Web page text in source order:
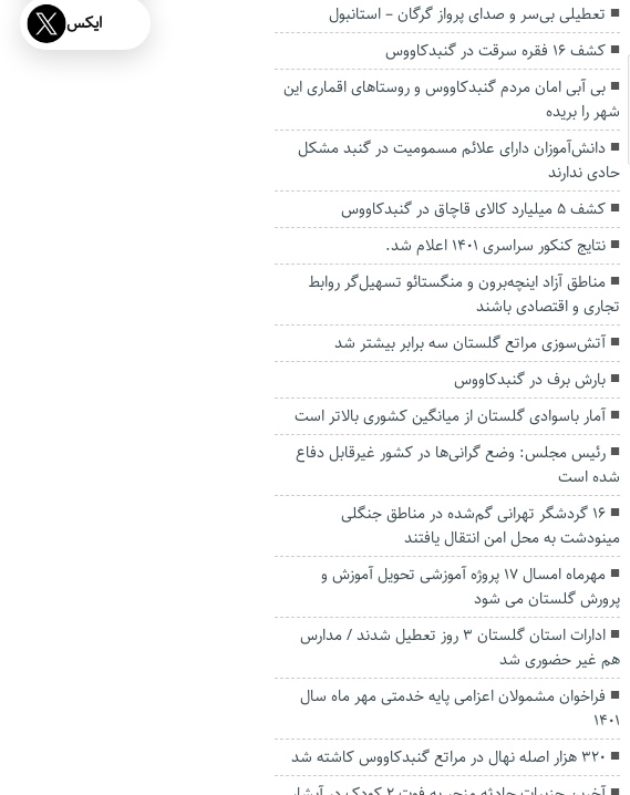
تعطیلی بی‌سر و صدای پرواز گرگان – استانبول
کشف ۱۶ فقره سرقت در گنبدکاووس
بی آبی امان مردم گنبدکاووس و روستاهای اقماری این
شهر را بریده
دانش‌آموزان دارای علائم مسمومیت در گنبد مشکل
حادی ندارند
کشف ۵ میلیارد کالای قاچاق در گنبدکاووس
نتایج کنکور سراسری ۱۴۰۱ اعلام شد.
مناطق آزاد اینچه‌برون و منگستائو تسهیل‌گر روابط
تجاری و اقتصادی باشند
آتش‌سوزی مراتع گلستان سه برابر بیشتر شد
بارش برف در گنبدکاووس
آمار باسوادی گلستان از میانگین کشوری بالاتر است
رئیس مجلس: وضع گرانی‌ها در کشور غیرقابل دفاع
شده است
۱۶ گردشگر تهرانی گم‌شده در مناطق جنگلی
مینودشت به محل امن انتقال یافتند
مهرماه امسال 17 پروژه آموزشی تحویل آموزش و
پرورش گلستان می شود
ادارات استان گلستان 3 روز تعطیل شدند / مدارس
هم غیر حضوری شد
فراخوان مشمولان اعزامی پایه خدمتی مهر ماه سال
۱۴۰۱
۳۲۰ هزار اصله نهال در مراتع گنبدکاووس کاشته شد
ایکس